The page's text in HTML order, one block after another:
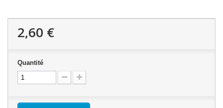
2,60 €
Quantité